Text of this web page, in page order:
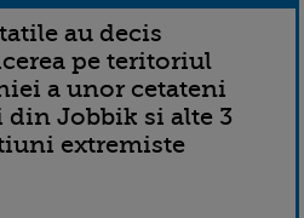
au decis
pe teritoriul
a unor cetateni
din Jobbik si alte 3
extremiste